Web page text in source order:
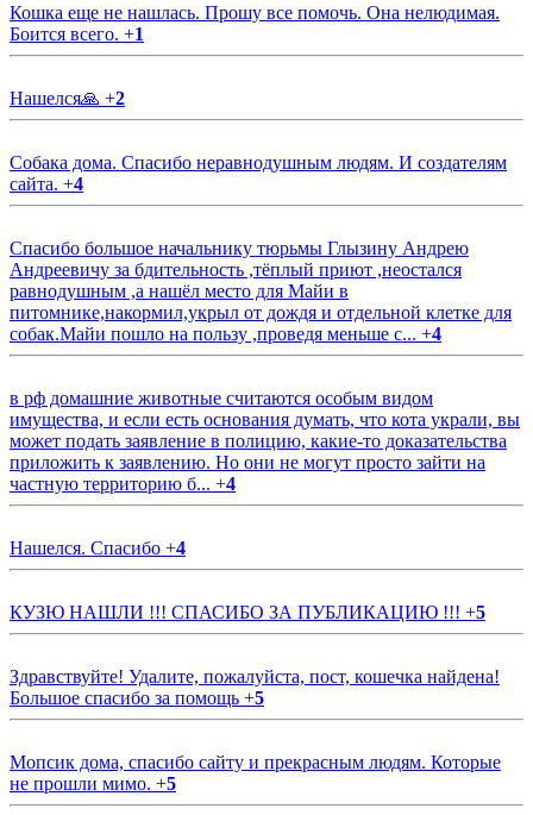
Кошка еще не нашлась. Прошу все помочь. Она нелюдимая.
Боится всего. +1
Нашелся🙏 +2
Собака дома. Спасибо неравнодушным людям. И создателям
сайта. +4
Спасибо большое начальнику тюрьмы Глызину Андрею
Андреевичу за бдительность ,тёплый приют ,неостался
равнодушным ,а нашёл место для Майи в
питомнике,накормил,укрыл от дождя и отдельной клетке для
собак.Майи пошло на пользу ,проведя меньше с... +4
в рф домашние животные считаются особым видом
имущества, и если есть основания думать, что кота украли, вы
может подать заявление в полицию, какие-то доказательства
приложить к заявлению. Но они не могут просто зайти на
частную территорию б... +4
Нашелся. Спасибо +4
КУЗЮ НАШЛИ !!! СПАСИБО ЗА ПУБЛИКАЦИЮ !!! +5
Здравствуйте! Удалите, пожалуйста, пост, кошечка найдена!
Большое спасибо за помощь +5
Мопсик дома, спасибо сайту и прекрасным людям. Которые
не прошли мимо. +5